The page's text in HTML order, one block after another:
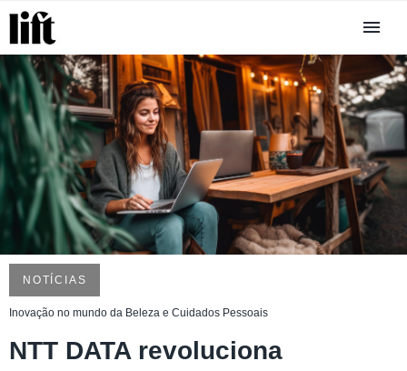
NOTÍCIAS
Inovação no mundo da Beleza e Cuidados Pessoais
NTT DATA revoluciona